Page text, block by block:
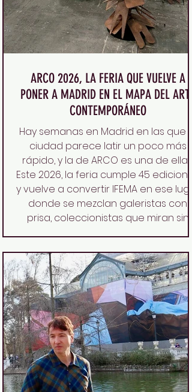
ARCO 2026, LA FERIA QUE VUELVE A
PONER A MADRID EN EL MAPA DEL ARTE
CONTEMPORÁNEO
Hay semanas en Madrid en las que la
ciudad parece latir un poco más
rápido, y la de ARCO es una de ellas.
Este 2026, la feria cumple 45 ediciones
y vuelve a convertir IFEMA en ese lugar
donde se mezclan galeristas con
prisa, coleccionistas que miran sin
quieren dejarse sorprender. Son 211
galerías de 30 países , pero sobre
todo es una energía muy particular
que solo se entiende caminando por
los pabellones 7